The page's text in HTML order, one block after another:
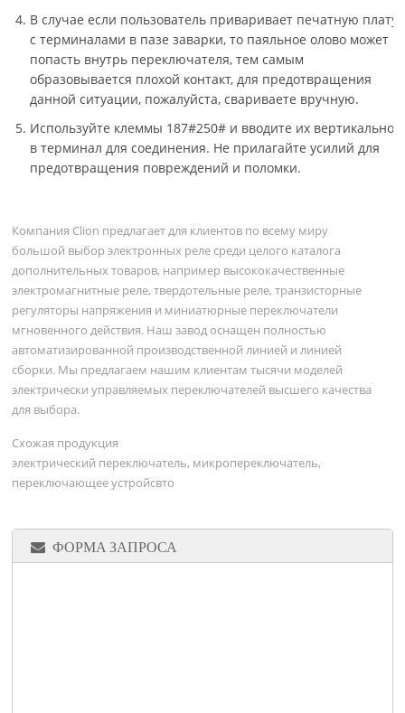
В случае если пользователь приваривает печатную плату
с терминалами в пазе заварки, то паяльное олово может
попасть внутрь переключателя, тем самым
образовывается плохой контакт, для предотвращения
данной ситуации, пожалуйста, свариваете вручную.
Используйте клеммы 187#250# и вводите их вертикально
в терминал для соединения. Не прилагайте усилий для
предотвращения повреждений и поломки.
Компания Clion предлагает для клиентов по всему миру
большой выбор электронных реле среди целого каталога
дополнительных товаров, например высококачественные
электромагнитные реле, твердотельные реле, транзисторные
регуляторы напряжения и миниатюрные переключатели
мгновенного действия. Наш завод оснащен полностью
автоматизированной производственной линией и линией
сборки. Мы предлагаем нашим клиентам тысячи моделей
электрически управляемых переключателей высшего качества
для выбора.
Схожая продукция
электрический переключатель, микропереключатель,
переключающее устройсвто
ФОРМА ЗАПРОСА